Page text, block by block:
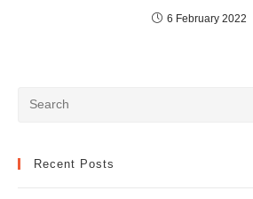
6 February 2022
Recent Posts